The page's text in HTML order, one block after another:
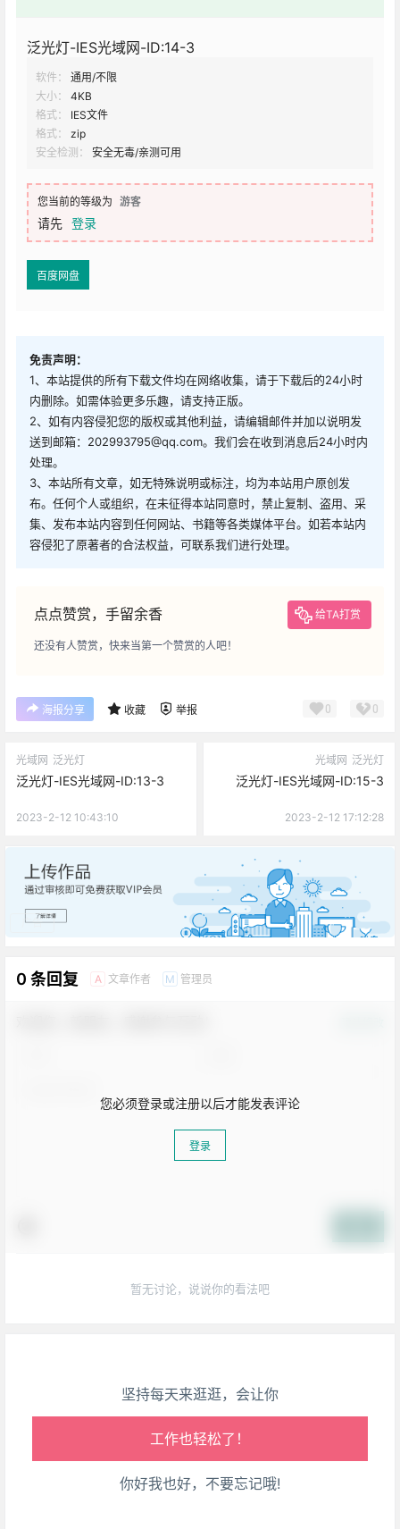
泛光灯-IES光域网-ID:14-3
软件：
通用/不限
大小：
4KB
格式：
IES文件
格式：
zip
安全检测：
安全无毒/亲测可用
您当前的等级为 游客
请先 登录
百度网盘
免责声明：
1、本站提供的所有下载文件均在网络收集，请于下载后的24小时
内删除。如需体验更多乐趣，请支持正版。
2、如有内容侵犯您的版权或其他利益，请编辑邮件并加以说明发
送到邮箱：202993795@qq.com。我们会在收到消息后24小时内
处理。
3、本站所有文章，如无特殊说明或标注，均为本站用户原创发
布。任何个人或组织，在未征得本站同意时，禁止复制、盗用、采
集、发布本站内容到任何网站、书籍等各类媒体平台。如若本站内
容侵犯了原著者的合法权益，可联系我们进行处理。
点点赞赏，手留余香 给TA打赏
还没有人赞赏，快来当第一个赞赏的人吧！
海报分享 收藏 举报 0 0
光域网 泛光灯
泛光灯-IES光域网-ID:13-3
2023-2-12 10:43:10
光域网 泛光灯
泛光灯-IES光域网-ID:15-3
2023-2-12 17:12:28
广告
0 条回复 A 文章作者 M 管理员
您必须登录或注册以后才能发表评论
登录
暂无讨论，说说你的看法吧
坚持每天来逛逛，会让你
腰也不酸了！
工作也轻松了！
你好我也好，不要忘记哦!